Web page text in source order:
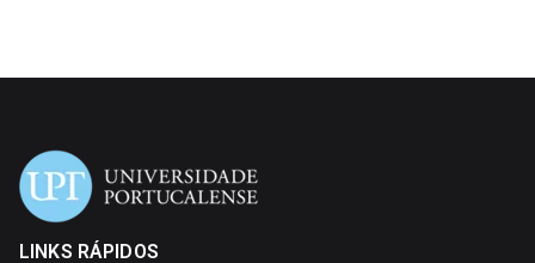
LINKS RÁPIDOS